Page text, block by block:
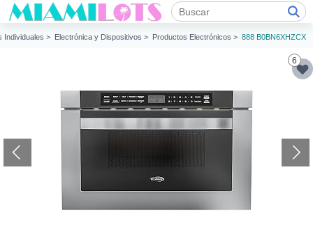
Individuales > Electrónica y Dispositivos > Productos Electrónicos > 888 B0BN6XHZCX
6